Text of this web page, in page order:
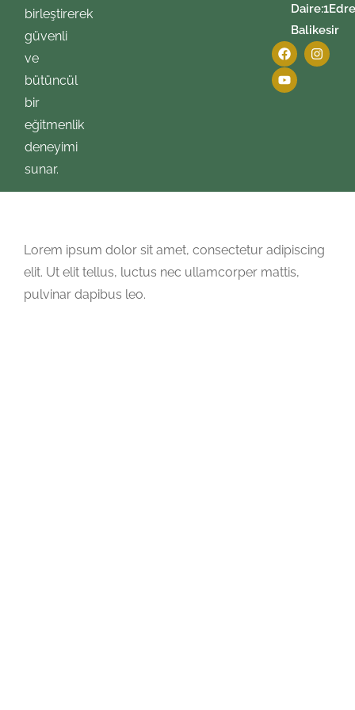
birleştirerek
güvenli
ve
bütüncül
bir
eğitmenlik
deneyimi
sunar.
Balikesir
Lorem ipsum dolor sit amet, consectetur adipiscing
elit. Ut elit tellus, luctus nec ullamcorper mattis,
pulvinar dapibus leo.